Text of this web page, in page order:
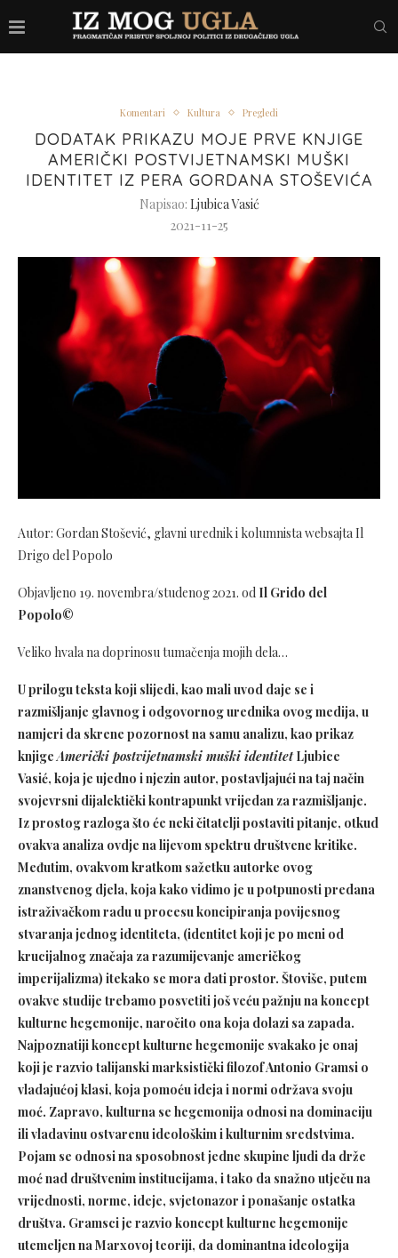
Komentari Kultura Pregledi
DODATAK PRIKAZU MOJE PRVE KNJIGE
AMERIČKI POSTVIJETNAMSKI MUŠKI
IDENTITET IZ PERA GORDANA STOŠEVIĆA
Napisao: Ljubica Vasić
2021-11-25
Autor: Gordan Stošević, glavni urednik i kolumnista websajta Il
Drigo del Popolo
Objavljeno 19. novembra/studenog 2021. od Il Grido del
Popolo©
Veliko hvala na doprinosu tumačenja mojih dela…
U prilogu teksta koji slijedi, kao mali uvod daje se i
razmišljanje glavnog i odgovornog urednika ovog medija, u
namjeri da skrene pozornost na samu analizu, kao prikaz
knjigeAmerički postvijetnamski muški identitetLjubice
Vasić, koja je ujedno i njezin autor, postavljajući na taj način
svojevrsni dijalektički kontrapunkt vrijedan za razmišljanje.
Iz prostog razloga što će neki čitatelji postaviti pitanje, otkud
ovakva analiza ovdje na lijevom spektru društvene kritike.
Međutim, ovakvom kratkom sažetku autorke ovog
znanstvenog djela, koja kako vidimo je u potpunosti predana
istraživačkom radu u procesu koncipiranja povijesnog
stvaranja jednog identiteta, (identitet koji je po meni od
krucijalnog značaja za razumijevanje američkog
imperijalizma) itekako se mora dati prostor. Štoviše, putem
ovakve studije trebamo posvetiti još veću pažnju na koncept
kulturne hegemonije, naročito ona koja dolazi sa zapada.
Najpoznatiji koncept kulturne hegemonije svakako je onaj
koji je razvio talijanski marksistički filozof Antonio Gramsi o
vladajućoj klasi, koja pomoću ideja i normi održava svoju
moć. Zapravo, kulturna se hegemonija odnosi na dominaciju
ili vladavinu ostvarenu ideološkim i kulturnim sredstvima.
Pojam se odnosi na sposobnost jedne skupine ljudi da drže
moć nad društvenim institucijama, i tako da snažno utječu na
vrijednosti, norme, ideje, svjetonazor i ponašanje ostatka
društva. Gramsci je razvio koncept kulturne hegemonije
utemeljen na Marxovoj teoriji, da dominantna ideologija